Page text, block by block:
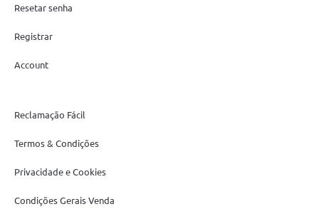
Resetar senha
Registrar
Account
Reclamação Fácil
Termos & Condições
Privacidade e Cookies
Condições Gerais Venda